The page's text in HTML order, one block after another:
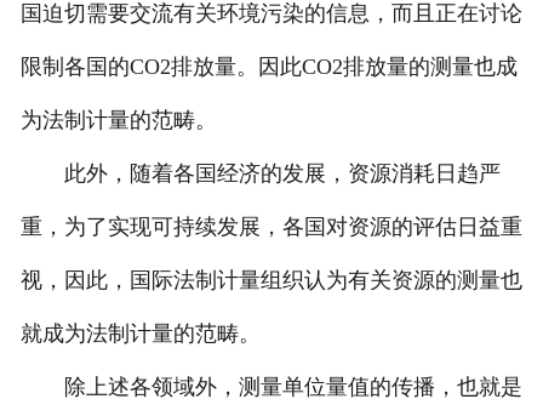
国迫切需要交流有关环境污染的信息，而且正在讨论
限制各国的CO2排放量。因此CO2排放量的测量也成
为法制计量的范畴。
此外，随着各国经济的发展，资源消耗日趋严
重，为了实现可持续发展，各国对资源的评估日益重
视，因此，国际法制计量组织认为有关资源的测量也
就成为法制计量的范畴。
除上述各领域外，测量单位量值的传播，也就是